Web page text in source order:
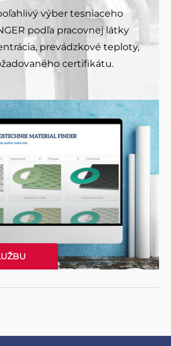
výber tesniaceho
podľa pracovnej látky
prevádzkové teploty,
certifikátu.